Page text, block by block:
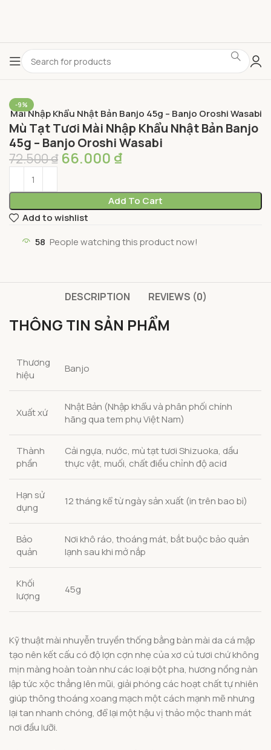
-9%
Mài Nhập Khẩu Nhật Bản Banjo 45g – Banjo Oroshi Wasabi
Mù Tạt Tươi Mài Nhập Khẩu Nhật Bản Banjo
45g – Banjo Oroshi Wasabi
72.500₫ 66.000 ₫
Add To Cart
Add to wishlist
58 People watching this product now!
DESCRIPTION REVIEWS (0)
THÔNG TIN SẢN PHẨM
Thương
hiệu
Banjo
Xuất xứ
Nhật Bản (Nhập khẩu và phân phối chính
hãng qua tem phụ Việt Nam)
Thành
phần
Cải ngựa, nước, mù tạt tươi Shizuoka, dầu
thực vật, muối, chất điều chỉnh độ acid
Hạn sử
dụng
12 tháng kể từ ngày sản xuất (in trên bao bì)
Bảo
quản
Nơi khô ráo, thoáng mát, bắt buộc bảo quản
lạnh sau khi mở nắp
Khối
lượng
45g
Kỹ thuật mài nhuyễn truyền thống bằng bàn mài da cá mập
tạo nên kết cấu có độ lợn cợn nhẹ của xơ củ tươi chứ không
mịn màng hoàn toàn như các loại bột pha, hương nồng nàn
lập tức xộc thẳng lên mũi, giải phóng các hoạt chất tự nhiên
giúp thông thoáng xoang mạch một cách mạnh mẽ nhưng
lại tan nhanh chóng, để lại một hậu vị thảo mộc thanh mát
nơi đầu lưỡi.